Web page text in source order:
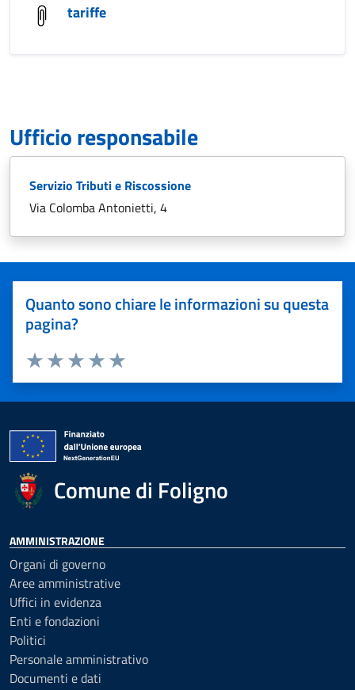
tariffe
Ufficio responsabile
Servizio Tributi e Riscossione
Via Colomba Antonietti, 4
Quanto sono chiare le informazioni su questa
pagina?
Valuta 5 stelle su 5
Valuta 4 stelle su 5
Valuta 3 stelle su 5
Valuta 2 stelle su 5
Valuta 1 stelle su 5
Comune di Foligno
AMMINISTRAZIONE
Organi di governo
Aree amministrative
Uffici in evidenza
Enti e fondazioni
Politici
Personale amministrativo
Documenti e dati